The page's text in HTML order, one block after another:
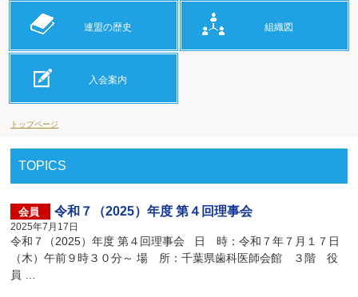
連盟の歴史 組織図
入会案内
トップページ
TOPICS
会員 令和７（2025）年度 第４回理事会
2025年7月17日
令和７（2025）年度 第４回理事会 日 時：令和７年７月１７日
（木）午前９時３０分～ 場 所：千葉県歯科医師会館 ３階 役
員 …